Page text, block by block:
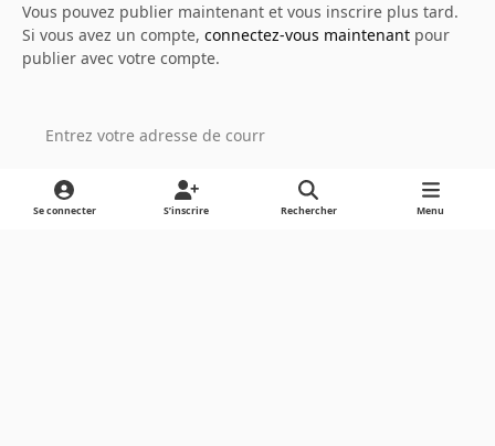
Vous pouvez publier maintenant et vous inscrire plus tard.
Si vous avez un compte, connectez-vous maintenantpour
publier avec votre compte.
Ajouter un commentaire…
Se connecter S’inscrire Rechercher Menu